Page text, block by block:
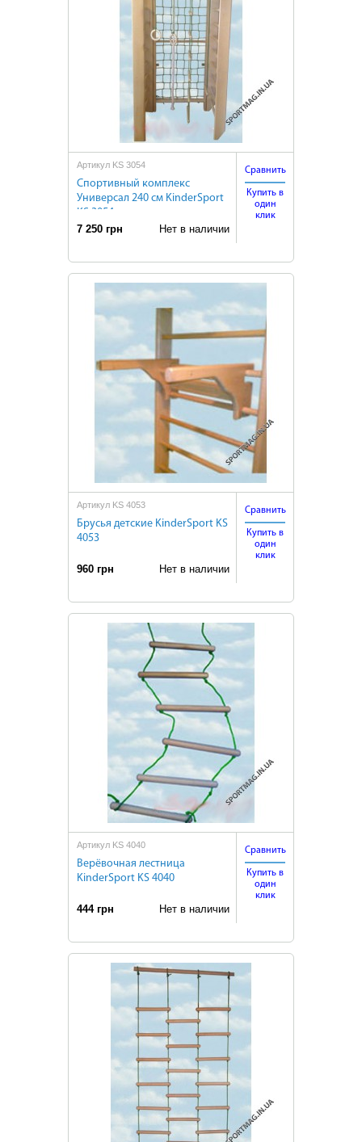
Артикул KS 3054
Cпортивный комплекс
Универсал 240 см KinderSport
KS 3054
7 250 грн
Нет в наличии
Сравнить
Купить в
один
клик
Артикул KS 4053
Брусья детские KinderSport KS
4053
960 грн Нет в наличии
Сравнить
Купить в
один
клик
Артикул KS 4040
Верёвочная лестница
KinderSport KS 4040
444 грн Нет в наличии
Сравнить
Купить в
один
клик